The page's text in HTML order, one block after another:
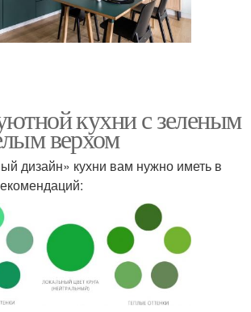
кухни с зеленым
верхом
дизайн» кухни вам нужно иметь в